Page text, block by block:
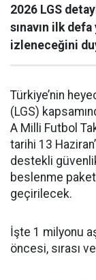
2026 LGS
sınavın ilk
izleneceğini
Türkiye’nin
(LGS)
A Milli Futbol
tarihi 13
destekli
beslenme
geçirilecek.
İşte 1 milyonu
öncesi, sırası